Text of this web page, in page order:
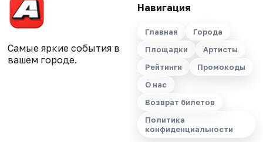
Самые яркие события в
вашем городе.
Навигация
Главная
Города
Площадки
Артисты
Рейтинги
Промокоды
О нас
Возврат билетов
Политика
конфиденциальности